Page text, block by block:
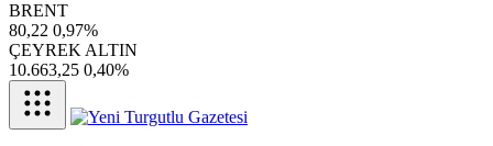
BRENT
80,22 0,97%
ÇEYREK ALTIN
10.663,25 0,40%